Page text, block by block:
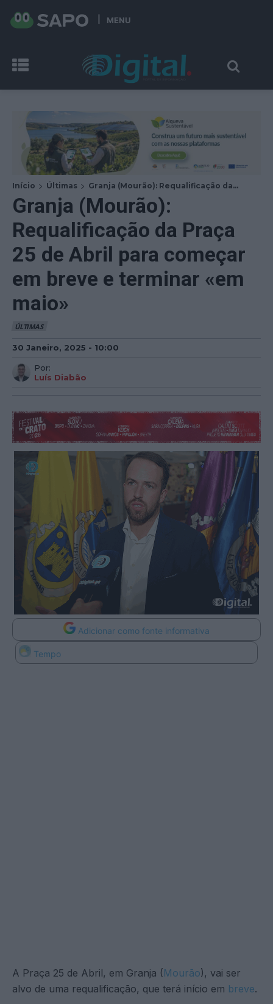
MENU
Início Últimas Granja (Mourão): Requalificação da...
Granja (Mourão):
Requalificação da Praça
25 de Abril para começar
em breve e terminar «em
maio»
ÚLTIMAS
30 Janeiro, 2025 - 10:00
Por:
Luís Diabão
Adicionar como fonte informativa
Tempo
A Praça 25 de Abril, em Granja (Mourão), vai ser
alvo de uma requalificação, que terá início em breve.